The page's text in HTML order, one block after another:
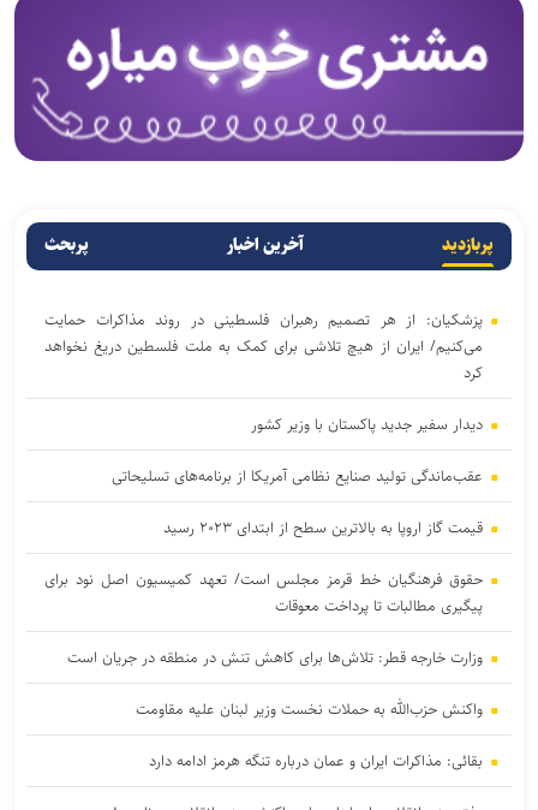
پربازدید آخرین اخبار پربحث
پزشکیان: از هر تصمیم رهبران فلسطینی در روند مذاکرات حمایت
می‌کنیم/ ایران از هیچ تلاشی برای کمک به ملت فلسطین دریغ نخواهد
کرد
دیدار سفیر جدید پاکستان با وزیر کشور
عقب‌ماندگی تولید صنایع نظامی آمریکا از برنامه‌های تسلیحاتی
قیمت گاز اروپا به بالاترین سطح از ابتدای ۲۰۲۳ رسید
حقوق فرهنگیان خط قرمز مجلس است/ تعهد کمیسیون اصل نود برای
پیگیری مطالبات تا پرداخت معوقات
وزارت خارجه قطر: تلاش‌ها برای کاهش تنش در منطقه در جریان است
واکنش حزب‌الله به حملات نخست‌ وزیر لبنان علیه مقاومت
بقائی: مذاکرات ایران و عمان درباره تنگه هرمز ادامه دارد